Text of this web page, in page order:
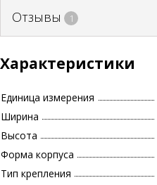
Отзывы 1
Характеристики
Единица измерения
Ширина
Высота
Форма корпуса
Тип крепления